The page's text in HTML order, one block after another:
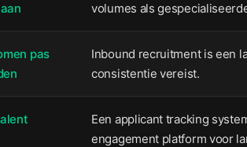
volumes als
pas
Inbound recruitment is een
consistentie vereist.
Een applicant tracking
engagement platform voor